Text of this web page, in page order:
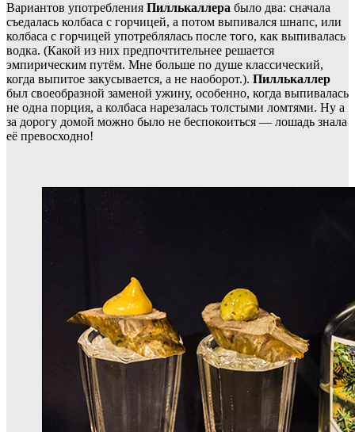
Вариантов употребления Пиллькаллера было два: сначала
съедалась колбаса с горчицей, а потом выпивался шнапс, или
колбаса с горчицей употреблялась после того, как выпивалась
водка. (Какой из них предпочтительнее решается
эмпирическим путём. Мне больше по душе классический,
когда выпитое закусывается, а не наоборот.). Пиллькаллер
был своеобразной заменой ужину, особенно, когда выпивалась
не одна порция, а колбаса нарезалась толстыми ломтями. Ну а
за дорогу домой можно было не беспокоиться — лошадь знала
её превосходно!